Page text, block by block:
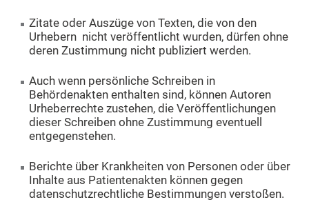
Zitate oder Auszüge von Texten, die von den
Urhebern nicht veröffentlicht wurden, dürfen ohne
deren Zustimmung nicht publiziert werden.
Auch wenn persönliche Schreiben in
Behördenakten enthalten sind, können Autoren
Urheberrechte zustehen, die Veröffentlichungen
dieser Schreiben ohne Zustimmung eventuell
entgegenstehen.
Berichte über Krankheiten von Personen oder über
Inhalte aus Patientenakten können gegen
datenschutzrechtliche Bestimmungen verstoßen.